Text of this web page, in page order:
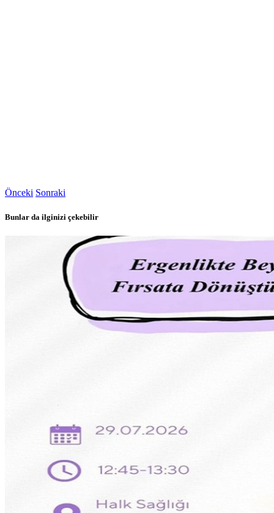
Önceki Sonraki
Bunlar da ilginizi çekebilir